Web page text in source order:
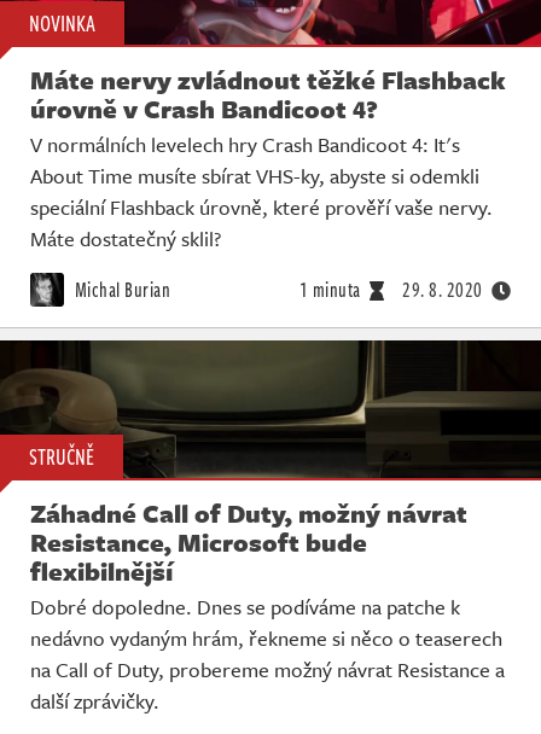
NOVINKA
Máte nervy zvládnout těžké Flashback
úrovně v Crash Bandicoot 4?
V normálních levelech hry Crash Bandicoot 4: It's
About Time musíte sbírat VHS-ky, abyste si odemkli
speciální Flashback úrovně, které prověří vaše nervy.
Máte dostatečný sklil?
Michal Burian 1 minuta 29. 8. 2020
STRUČNĚ
Záhadné Call of Duty, možný návrat
Resistance, Microsoft bude
flexibilnější
Dobré dopoledne. Dnes se podíváme na patche k
nedávno vydaným hrám, řekneme si něco o teaserech
na Call of Duty, probereme možný návrat Resistance a
další zprávičky.